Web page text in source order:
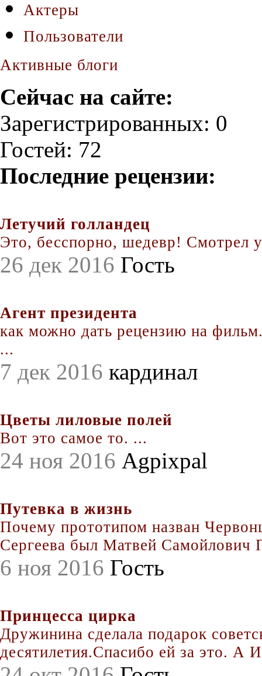
Актеры
Пользователи
Активные блоги
Сейчас на сайте:
Зарегистрированных: 0
Гостей: 72
Последние рецензии:
Летучий голландец
Это, бесспорно, шедевр! Смотрел
26 дек 2016 Гость
Агент президента
как можно дать рецензию на
...
7 дек 2016 кардинал
Цветы лиловые полей
Вот это самое то. ...
24 ноя 2016 Agpixpal
Путевка в жизнь
Почему прототипом назван
Сергеева был Матвей Самойлович
6 ноя 2016 Гость
Принцесса цирка
Дружинина сделала подарок
десятилетия.Спасибо ей за это. А